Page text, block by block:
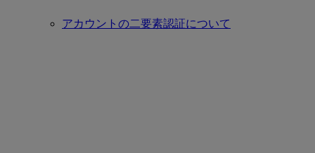
アカウントの二要素認証について